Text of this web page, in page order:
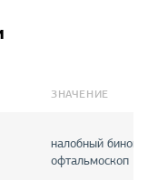
ЗНАЧЕНИЕ
налобный
офтальмоскоп